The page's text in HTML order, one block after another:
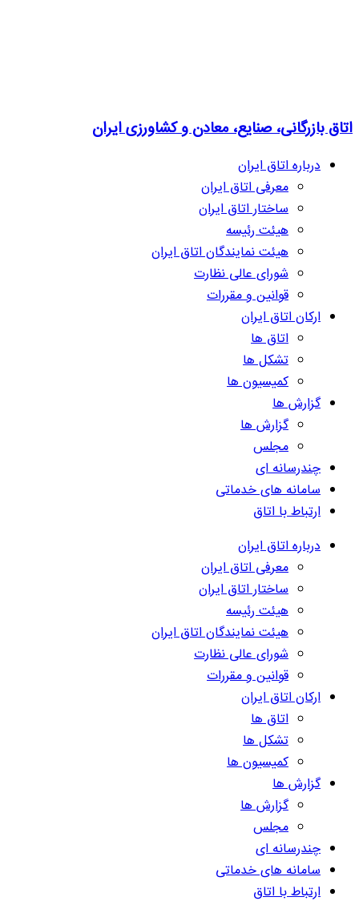
اتاق بازرگانی، صنایع، معادن و کشاورزی ایران
درباره اتاق ایران
معرفی اتاق ایران
ساختار اتاق ایران
هیئت رئیسه
هیئت نمایندگان اتاق ایران
شورای عالی نظارت
قوانین و مقررات
ارکان اتاق ایران
اتاق ها
تشکل ها
کمیسیون ها
گزارش ها
گزارش ها
مجلس
چندرسانه ای
سامانه های خدماتی
ارتباط با اتاق
درباره اتاق ایران
معرفی اتاق ایران
ساختار اتاق ایران
هیئت رئیسه
هیئت نمایندگان اتاق ایران
شورای عالی نظارت
قوانین و مقررات
ارکان اتاق ایران
اتاق ها
تشکل ها
کمیسیون ها
گزارش ها
گزارش ها
مجلس
چندرسانه ای
سامانه های خدماتی
ارتباط با اتاق